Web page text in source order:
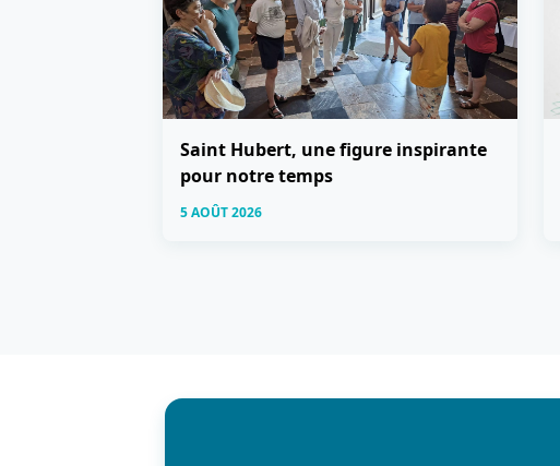
Saint Hubert, une figure inspirante
pour notre temps
5 AOÛT 2026